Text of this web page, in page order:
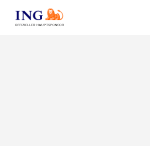
OFFIZIELLER HAUPTSPONSOR